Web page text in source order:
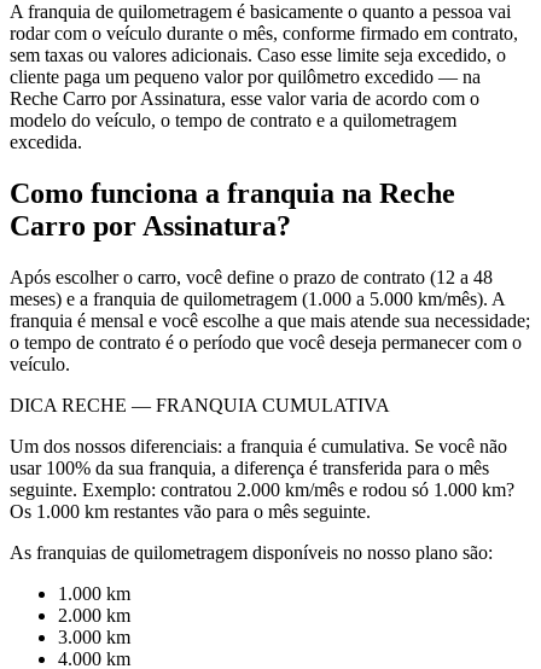
A franquia de quilometragem é basicamente o quanto a pessoa vai
rodar com o veículo durante o mês, conforme firmado em contrato,
sem taxas ou valores adicionais. Caso esse limite seja excedido, o
cliente paga um pequeno valor por quilômetro excedido — na
Reche Carro por Assinatura, esse valor varia de acordo com o
modelo do veículo, o tempo de contrato e a quilometragem
excedida.
Como funciona a franquia na Reche
Carro por Assinatura?
Após escolher o carro, você define o prazo de contrato (12 a 48
meses) e a franquia de quilometragem (1.000 a 5.000 km/mês). A
franquia é mensal e você escolhe a que mais atende sua necessidade;
o tempo de contrato é o período que você deseja permanecer com o
veículo.
DICA RECHE — FRANQUIA CUMULATIVA
Um dos nossos diferenciais: a franquia é cumulativa. Se você não
usar 100% da sua franquia, a diferença é transferida para o mês
seguinte. Exemplo: contratou 2.000 km/mês e rodou só 1.000 km?
Os 1.000 km restantes vão para o mês seguinte.
As franquias de quilometragem disponíveis no nosso plano são:
1.000 km
2.000 km
3.000 km
4.000 km